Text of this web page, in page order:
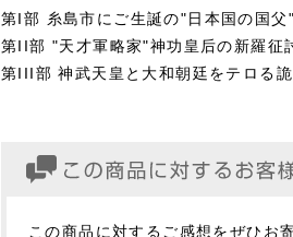
第I部 糸島市にご生誕の"日本国の国父
第II部 "天才軍略家"神功皇后の新羅征
第III部 神武天皇と大和朝廷をテロる
この商品に対するご感想をぜひお